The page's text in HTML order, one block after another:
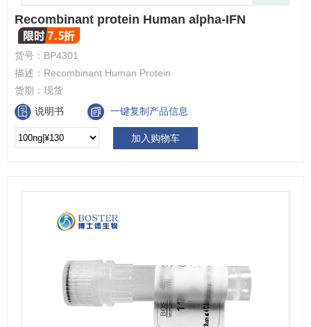
Recombinant protein Human alpha-IFN
货号： BP4301
描述： Recombinant Human Protein
货期： 现货
说明书
一键复制产品信息
加入购物车